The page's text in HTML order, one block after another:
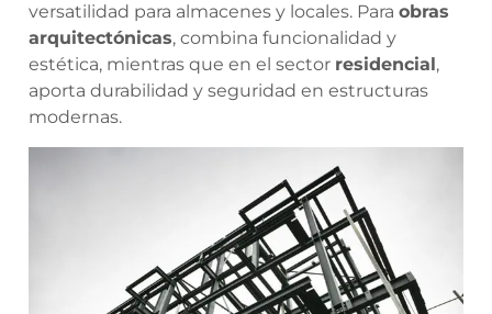
versatilidad para almacenes y locales. Para obras
arquitectónicas, combina funcionalidad y
estética, mientras que en el sector residencial ,
aporta durabilidad y seguridad en estructuras
modernas.